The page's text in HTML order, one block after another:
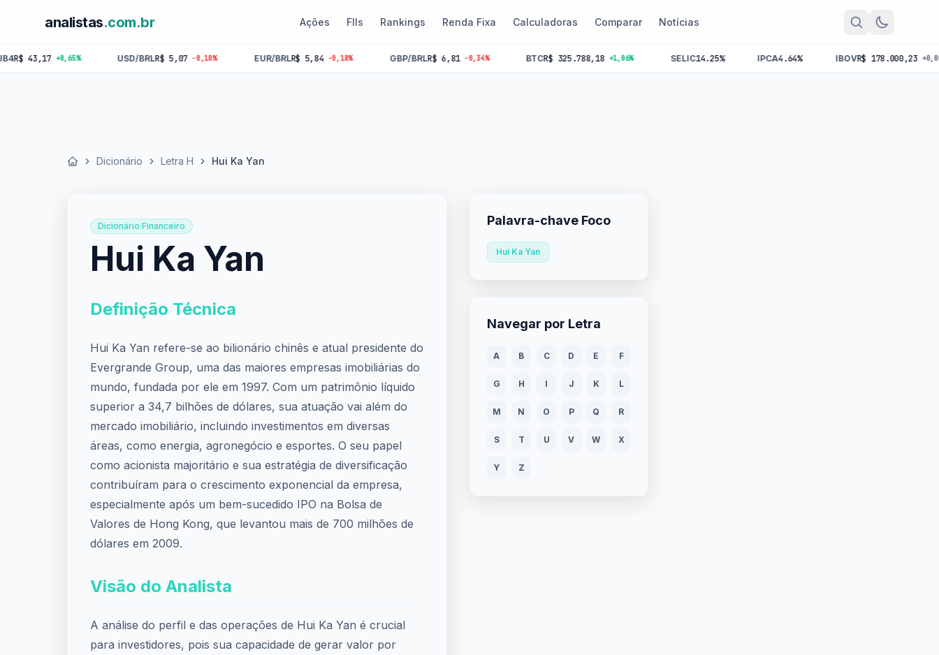
analistas.com.br Ações FIIs Rankings Renda Fixa Calculadoras Comparar Notícias
+0,65% USD/BRLR$ 5,07 -0,10% EUR/BRL R$ 5,84 -0,18% GBP/BRLR$ 6,81 -0,34% BTC R$ 325.788,18 +1,06% SELIC 14.25% IPCA 4.64% IBOV R$ 178.000,23 +0,00%
Início Dicionário Letra H Hui Ka Yan
Dicionário Financeiro
Hui Ka Yan
Definição Técnica
Hui Ka Yan refere-se ao bilionário chinês e atual presidente do
Evergrande Group, uma das maiores empresas imobiliárias do
mundo, fundada por ele em 1997. Com um patrimônio líquido
superior a 34,7 bilhões de dólares, sua atuação vai além do
mercado imobiliário, incluindo investimentos em diversas
áreas, como energia, agronegócio e esportes. O seu papel
como acionista majoritário e sua estratégia de diversificação
contribuíram para o crescimento exponencial da empresa,
especialmente após um bem-sucedido IPO na Bolsa de
Valores de Hong Kong, que levantou mais de 700 milhões de
dólares em 2009.
Visão do Analista
A análise do perfil e das operações de Hui Ka Yan é crucial
para investidores, pois sua capacidade de gerar valor por
Palavra-chave Foco
Hui Ka Yan
Navegar por Letra
A B C D E F
G H I J K L
M N O P Q R
S T U V W X
Y Z